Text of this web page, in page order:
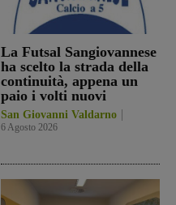
La Futsal Sangiovannese
ha scelto la strada della
continuità, appena un
paio i volti nuovi
San Giovanni Valdarno
6 Agosto 2026